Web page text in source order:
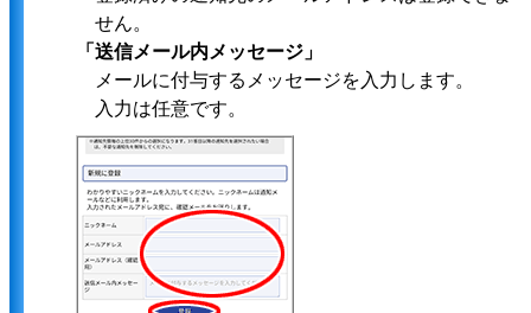
せん。
「送信メール内メッセージ」
メールに付与するメッセージを入力します。
入力は任意です。